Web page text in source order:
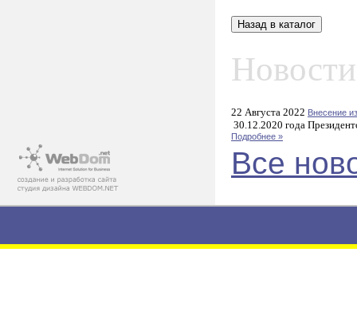
22 Августа 2022 Внесение
30.12.2020 года
Подробнее »
Все